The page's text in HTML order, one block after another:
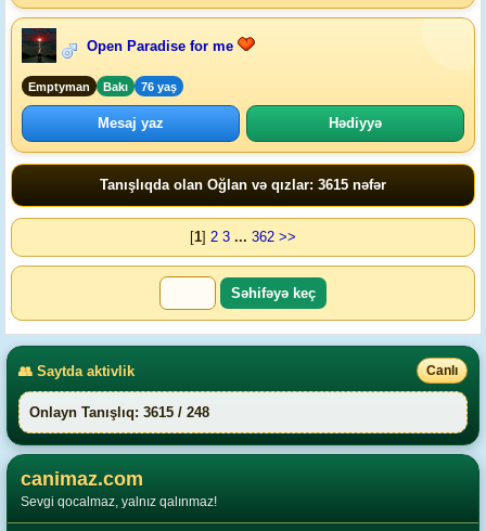
Open Paradise for me
Emptyman Bakı 76 yaş
Mesaj yaz Hədiyyə
Tanışlıqda olan Oğlan və qızlar: 3615 nəfər
[1] 2 3 ... 362 >>
👥 Saytda aktivlik Canlı
Onlayn Tanışlıq: 3615 / 248
canimaz.com
Sevgi qocalmaz, yalnız qalınmaz!